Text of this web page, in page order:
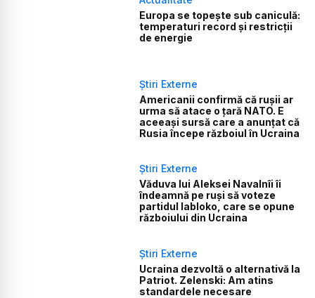
Europa se topește sub caniculă:
temperaturi record și restricții
de energie
Știri Externe
Americanii confirmă că rușii ar
urma să atace o țară NATO. E
aceeași sursă care a anunțat că
Rusia începe războiul în Ucraina
Știri Externe
Văduva lui Aleksei Navalnîi îi
îndeamnă pe ruși să voteze
partidul Iabloko, care se opune
războiului din Ucraina
Știri Externe
Ucraina dezvoltă o alternativă la
Patriot. Zelenski: Am atins
standardele necesare